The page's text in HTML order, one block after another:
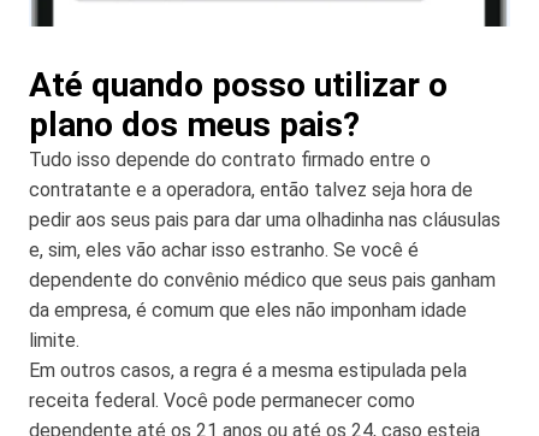
Até quando posso utilizar o
plano dos meus pais?
Tudo isso depende do contrato firmado entre o
contratante e a operadora, então talvez seja hora de
pedir aos seus pais para dar uma olhadinha nas cláusulas
e, sim, eles vão achar isso estranho. Se você é
dependente do convênio médico que seus pais ganham
da empresa, é comum que eles não imponham idade
limite.
Em outros casos, a regra é a mesma estipulada pela
receita federal. Você pode permanecer como
dependente até os 21 anos ou até os 24, caso esteja